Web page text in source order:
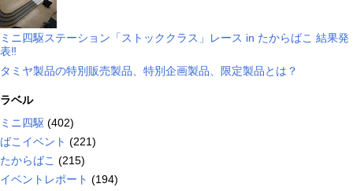
ミニ四駆ステーション「ストッククラス」レース in たからばこ 結果発
表‼
タミヤ製品の特別販売製品、特別企画製品、限定製品とは？
ラベル
ミニ四駆 (402)
ばこイベント (221)
たからばこ (215)
イベントレポート (194)